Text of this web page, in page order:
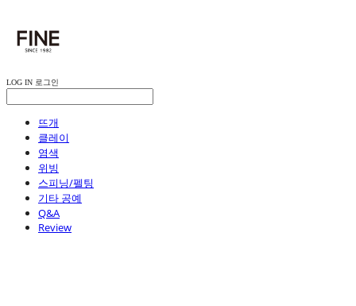
LOG IN 로그인
뜨개
클레이
염색
위빙
스피닝/펠팅
기타 공예
Q&A
Review